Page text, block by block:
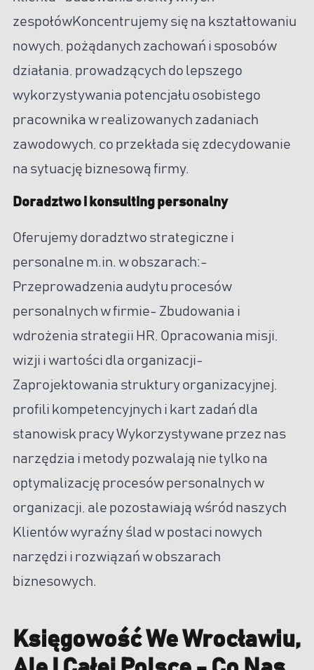
zespołówKoncentrujemy się na kształtowaniu
nowych, pożądanych zachowań i sposobów
działania, prowadzących do lepszego
wykorzystywania potencjału osobistego
pracownika w realizowanych zadaniach
zawodowych, co przekłada się zdecydowanie
na sytuację biznesową firmy.
Doradztwo i konsulting personalny
Oferujemy doradztwo strategiczne i
personalne m.in. w obszarach:-
Przeprowadzenia audytu procesów
personalnych w firmie- Zbudowania i
wdrożenia strategii HR, Opracowania misji,
wizji i wartości dla organizacji-
Zaprojektowania struktury organizacyjnej,
profili kompetencyjnych i kart zadań dla
stanowisk pracy Wykorzystywane przez nas
narzędzia i metody pozwalają nie tylko na
optymalizację procesów personalnych w
organizacji, ale pozostawiają wśród naszych
Klientów wyraźny ślad w postaci nowych
narzędzi i rozwiązań w obszarach
biznesowych.
Księgowość We Wrocławiu,